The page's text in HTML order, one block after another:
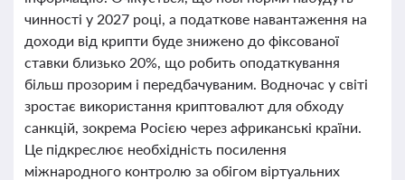
чинності у 2027 році, а податкове навантаження на
доходи від крипти буде знижено до фіксованої
ставки близько 20%, що робить оподаткування
більш прозорим і передбачуваним. Водночас у світі
зростає використання криптовалют для обходу
санкцій, зокрема Росією через африканські країни.
Це підкреслює необхідність посилення
міжнародного контролю за обігом віртуальних